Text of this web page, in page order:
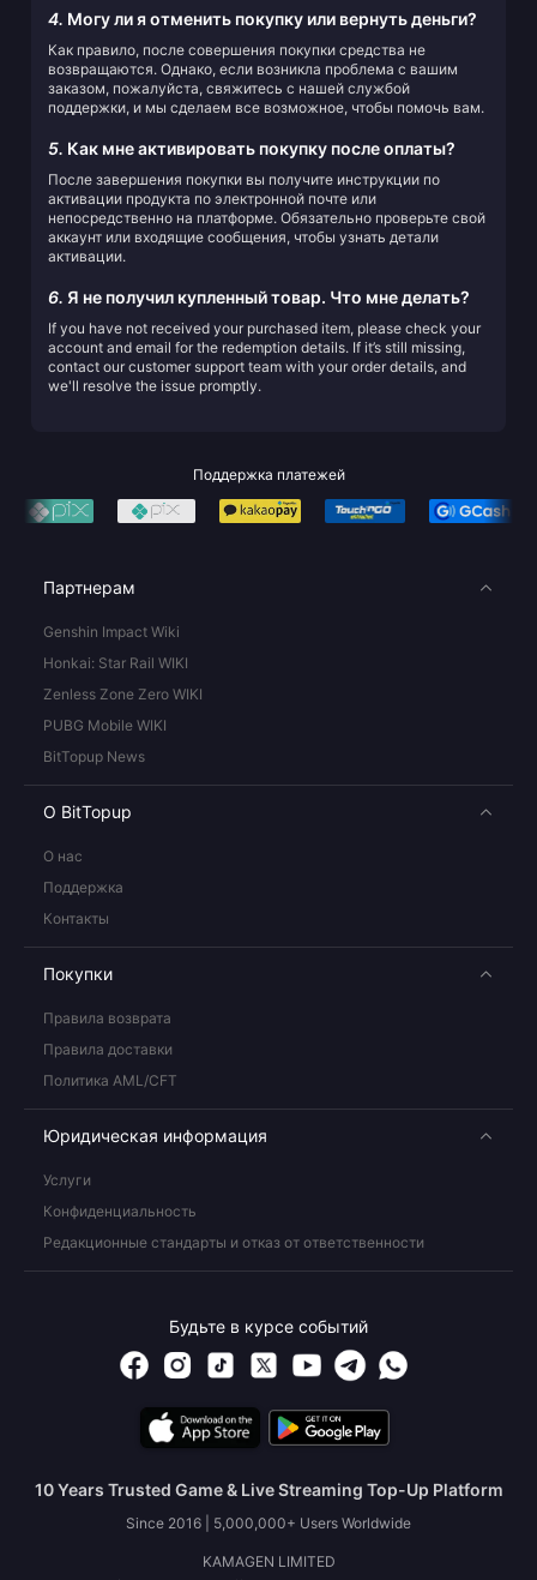
4. Могу ли я отменить покупку или вернуть деньги?
Как правило, после совершения покупки средства не
возвращаются. Однако, если возникла проблема с вашим
заказом, пожалуйста, свяжитесь с нашей службой
поддержки, и мы сделаем все возможное, чтобы помочь вам.
5. Как мне активировать покупку после оплаты?
После завершения покупки вы получите инструкции по
активации продукта по электронной почте или
непосредственно на платформе. Обязательно проверьте свой
аккаунт или входящие сообщения, чтобы узнать детали
активации.
6. Я не получил купленный товар. Что мне делать?
If you have not received your purchased item, please check your
account and email for the redemption details. If it’s still missing,
contact our customer support team with your order details, and
we'll resolve the issue promptly.
Поддержка платежей
Партнерам
Genshin Impact Wiki
Honkai: Star Rail WIKI
Zenless Zone Zero WIKI
PUBG Mobile WIKI
BitTopup News
О BitTopup
О нас
Поддержка
Контакты
Покупки
Правила возврата
Правила доставки
Политика AML/CFT
Юридическая информация
Услуги
Конфиденциальность
Редакционные стандарты и отказ от ответственности
Будьте в курсе событий
10 Years Trusted Game & Live Streaming Top-Up Platform
Since 2016 | 5,000,000+ Users Worldwide
KAMAGEN LIMITED